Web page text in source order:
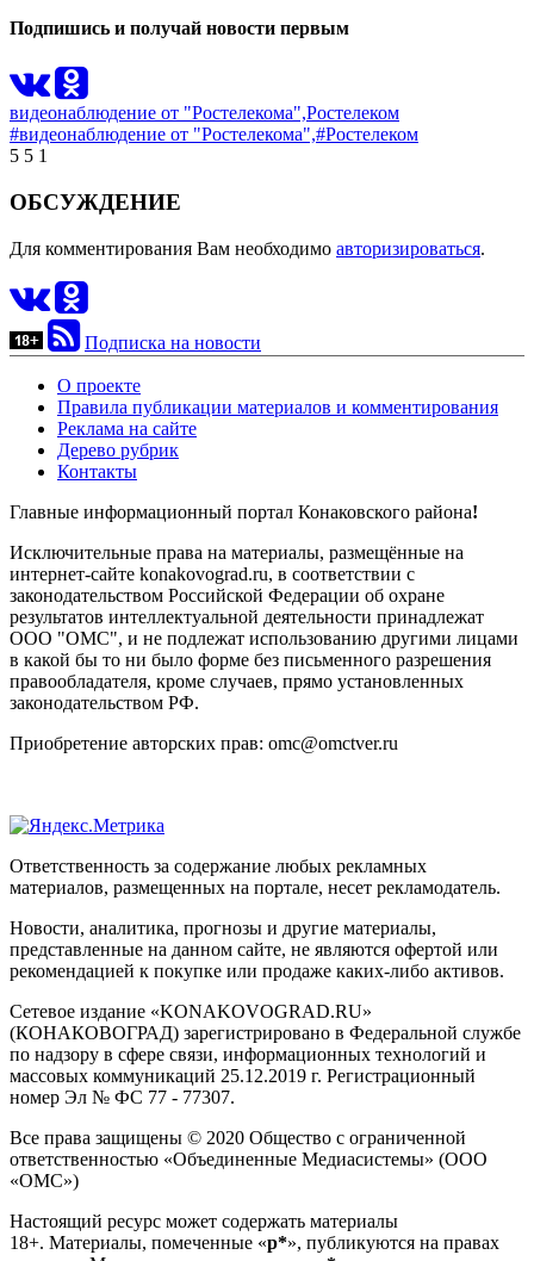
Подпишись и получай новости первым
видеонаблюдение от "Ростелекома",Ростелеком
#видеонаблюдение от "Ростелекома",#Ростелеком
5 5 1
ОБСУЖДЕНИЕ
Для комментирования Вам необходимо авторизироваться.
Подписка на новости
О проекте
Правила публикации материалов и комментирования
Реклама на сайте
Дерево рубрик
Контакты
Главные информационный портал Конаковского района!
Исключительные права на материалы, размещённые на
интернет-сайте konakovograd.ru, в соответствии с
законодательством Российской Федерации об охране
результатов интеллектуальной деятельности принадлежат
ООО "ОМС", и не подлежат использованию другими лицами
в какой бы то ни было форме без письменного разрешения
правообладателя, кроме случаев, прямо установленных
законодательством РФ.
Приобретение авторских прав: omc@omctver.ru
Ответственность за содержание любых рекламных
материалов, размещенных на портале, несет рекламодатель.
Новости, аналитика, прогнозы и другие материалы,
представленные на данном сайте, не являются офертой или
рекомендацией к покупке или продаже каких-либо активов.
Сетевое издание «KONAKOVOGRAD.RU»
(КОНАКОВОГРАД) зарегистрировано в Федеральной службе
по надзору в сфере связи, информационных технологий и
массовых коммуникаций 25.12.2019 г. Регистрационный
номер Эл № ФС 77 - 77307.
Все права защищены © 2020 Общество с ограниченной
ответственностью «Объединенные Медиасистемы» (ООО
«ОМС»)
Настоящий ресурс может содержать материалы
18+. Материалы, помеченные «р*», публикуются на правах